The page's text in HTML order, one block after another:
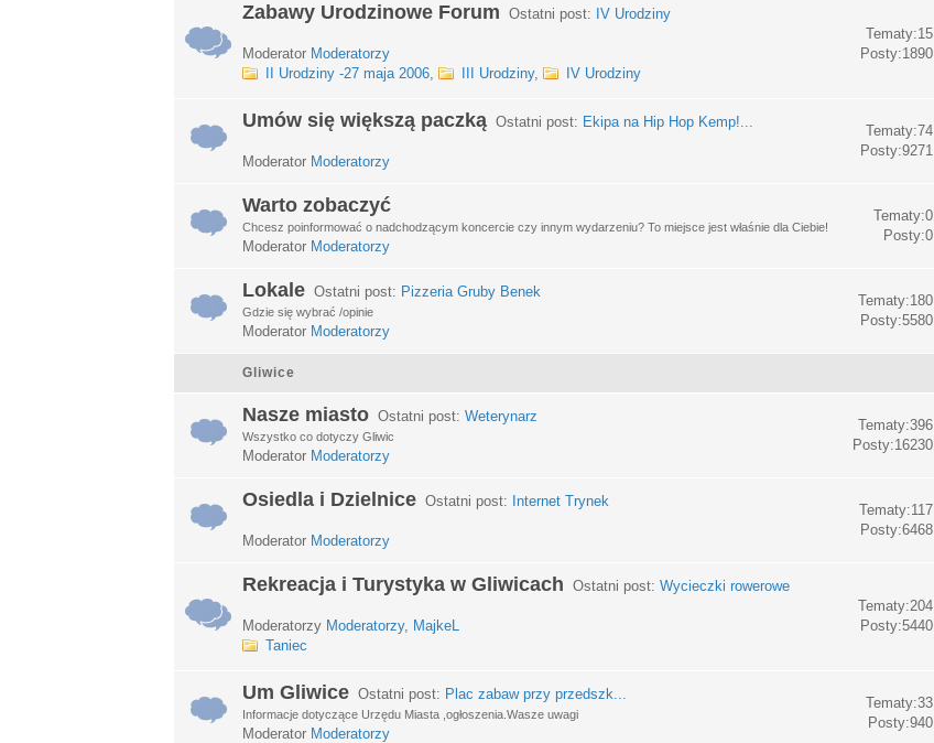
Zabawy Urodzinowe Forum Ostatni post: IV Urodziny
Moderator Moderatorzy
II Urodziny -27 maja 2006, III Urodziny, IV Urodziny
Tematy:15
Posty:1890
Umów się większą paczką Ostatni post: Ekipa na Hip Hop Kemp!...
Moderator Moderatorzy
Tematy:74
Posty:9271
Warto zobaczyć
Chcesz poinformować o nadchodzącym koncercie czy innym wydarzeniu? To miejsce jest właśnie dla Ciebie!
Moderator Moderatorzy
Tematy:0
Posty:0
Lokale Ostatni post: Pizzeria Gruby Benek
Gdzie się wybrać /opinie
Moderator Moderatorzy
Tematy:180
Posty:5580
Gliwice
Nasze miasto Ostatni post: Weterynarz
Wszystko co dotyczy Gliwic
Moderator Moderatorzy
Tematy:396
Posty:16230
Osiedla i Dzielnice Ostatni post: Internet Trynek
Moderator Moderatorzy
Tematy:117
Posty:6468
Rekreacja i Turystyka w Gliwicach Ostatni post: Wycieczki rowerowe
Moderatorzy Moderatorzy, MajkeL
Taniec
Tematy:204
Posty:5440
Um Gliwice Ostatni post: Plac zabaw przy przedszk...
Informacje dotyczące Urzędu Miasta ,ogłoszenia.Wasze uwagi
Moderator Moderatorzy
Tematy:33
Posty:940